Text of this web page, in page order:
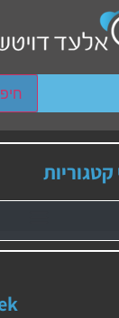
touch or with